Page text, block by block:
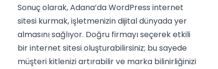
Sonuç olarak, Adana’da WordPress internet
sitesi kurmak, işletmenizin dijital dünyada yer
almasını sağlıyor. Doğru firmayı seçerek etkili
bir internet sitesi oluşturabilirsiniz; bu sayede
müşteri kitlenizi artırabilir ve marka bilinirliğinizi